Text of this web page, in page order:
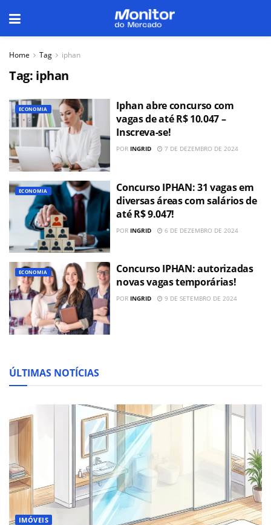
Home Tag iphan
Tag: iphan
ECONOMIA
Iphan abre concurso com
vagas de até R$ 10.047 –
Inscreva-se!
POR INGRID 7 DE DEZEMBRO DE 2024
ECONOMIA
Concurso IPHAN: 31 vagas em
diversas áreas com salários de
até R$ 9.047!
POR INGRID 6 DE DEZEMBRO DE 2024
ECONOMIA
Concurso IPHAN: autorizadas
novas vagas temporárias!
POR INGRID 9 DE SETEMBRO DE 2024
ÚLTIMAS NOTÍCIAS
IMÓVEIS